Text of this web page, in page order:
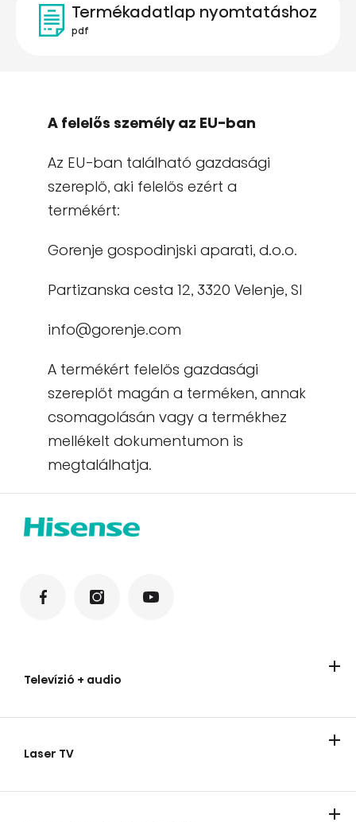
Termékadatlap nyomtatáshoz
pdf
A felelős személy az EU-ban
Az EU-ban található gazdasági
szereplő, aki felelős ezért a
termékért:
Gorenje gospodinjski aparati, d.o.o.
Partizanska cesta 12, 3320 Velenje, SI
info@gorenje.com
A termékért felelős gazdasági
szereplőt magán a terméken, annak
csomagolásán vagy a termékhez
mellékelt dokumentumon is
megtalálhatja.
Televízió + audio
Laser TV